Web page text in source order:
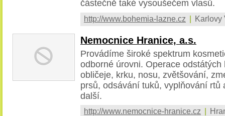
částečně také vysoušečem vlasů.
http://www.bohemia-lazne.cz | Karlovy
Nemocnice Hranice, a.s.
Provádíme široké spektrum
odborné úrovni. Operace
obličeje, krku, nosu, zvětšování,
prsů, odsávání tuků, vyplňování rtů
další.
http://www.nemocnice-hranice.cz |